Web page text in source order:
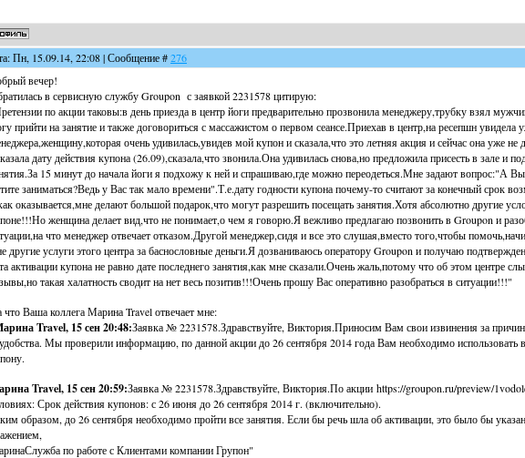
Пн, 15.09.14, 22:08 | Сообщение #276
вечер!
в сервисную службу Groupon с заявкой 2231578 цитирую:
по акции таковы:в день приезда в центр йоги предварительно прозвонила менеджеру,трубку взял
прийти на занятие и также договориться с массажистом о первом сеансе.Приехав в центр,на ресепшн увидела
очень удивилась,увидев мой купон и сказала,что это летняя акция и сейчас она уже не
дату действия купона (26.09),сказала,что звонила.Она удивилась снова,но предложила присесть в зале и
15 минут до начала йоги я подхожу к ней и спрашиваю,где можно переодеться.Мне задают вопрос:"А
заниматься?Ведь у Вас так мало времени".Т.е.дату годности купона почему-то считают за конечный срок
оказывается,мне делают большой подарок,что могут разрешить посещать занятия.Хотя абсолютно другие
женщина делает вид,что не понимает,о чем я говорю.Я вежливо предлагаю позвонить в Groupon и
что менеджер отвечает отказом.Другой менеджер,сидя и все это слушая,вместо того,чтобы
другие услуги этого центра за баснословные деньги.Я дозваниваюсь оператору Groupon и получаю
активации купона не равно дате последнего занятия,как мне сказали.Очень жаль,потому что об этом центре
такая халатность сводит на нет весь позитив!!!Очень прошу Вас оперативно разобраться в ситуации!!!"
что Ваша коллега Марина Travel отвечает мне:
Travel, 15 сен 20:48:Заявка № 2231578.Здравствуйте, Виктория.Приносим Вам свои извинения за
Мы проверили информацию, по данной акции до 26 сентября 2014 года Вам необходимо использовать
Travel, 15 сен 20:59:Заявка № 2231578.Здравствуйте, Виктория.По акции https://groupon.ru/preview/
Срок действия купонов: с 26 июня до 26 сентября 2014 г. (включительно).
образом, до 26 сентября необходимо пройти все занятия. Если бы речь шла об активации, это было бы
по работе с Клиентами компании Групон"